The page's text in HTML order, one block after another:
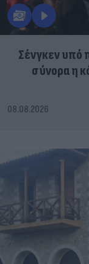
Σένγκεν υπό
σύνορα η
08.08.2026